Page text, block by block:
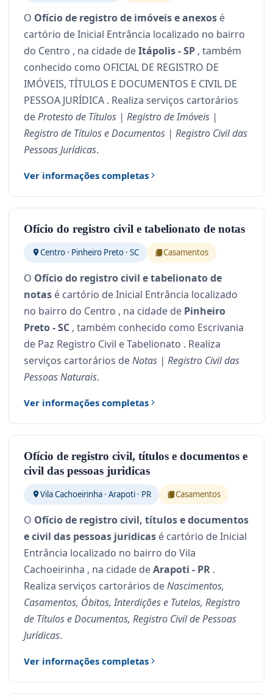
O Ofício de registro de imóveis e anexos é
cartório de Inicial Entrância localizado no bairro
do Centro , na cidade deItápolis - SP , também
conhecido como OFICIAL DE REGISTRO DE
IMÓVEIS, TÍTULOS E DOCUMENTOS E CIVIL DE
PESSOA JURÍDICA . Realiza serviços cartorários
deProtesto de Títulos | Registro de Imóveis |
Registro de Títulos e Documentos | Registro Civil das
Pessoas Jurídicas.
Ver informações completas
Ofício do registro civil e tabelionato de notas
Centro · Pinheiro Preto · SC Casamentos
O Ofício do registro civil e tabelionato de
notas é cartório de Inicial Entrância localizado
no bairro do Centro , na cidade de Pinheiro
Preto - SC , também conhecido como Escrivania
de Paz Registro Civil e Tabelionato . Realiza
serviços cartorários deNotas | Registro Civil das
Pessoas Naturais.
Ver informações completas
Ofício de registro civil, títulos e documentos e
civil das pessoas juridicas
Vila Cachoeirinha · Arapoti · PR Casamentos
O Ofício de registro civil, títulos e documentos
e civil das pessoas juridicas é cartório de Inicial
Entrância localizado no bairro do Vila
Cachoeirinha , na cidade deArapoti - PR .
Realiza serviços cartorários deNascimentos,
Casamentos, Óbitos, Interdições e Tutelas, Registro
de Títulos e Documentos, Registro Civil de Pessoas
Jurídicas.
Ver informações completas